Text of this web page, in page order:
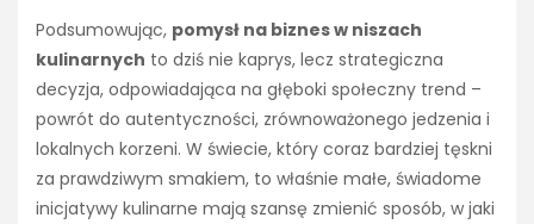
Podsumowując, pomysł na biznes w niszach
kulinarnych to dziś nie kaprys, lecz strategiczna
decyzja, odpowiadająca na głęboki społeczny trend –
powrót do autentyczności, zrównoważonego jedzenia i
lokalnych korzeni. W świecie, który coraz bardziej tęskni
za prawdziwym smakiem, to właśnie małe, świadome
inicjatywy kulinarne mają szansę zmienić sposób, w jaki